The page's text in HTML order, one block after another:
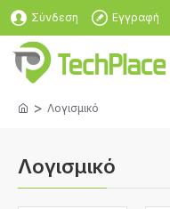
Σύνδεση Εγγραφή
Λογισμικό
Λογισμικό